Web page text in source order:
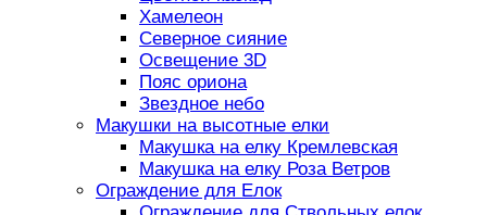
Хамелеон
Северное сияние
Освещение 3D
Пояс ориона
Звездное небо
Макушки на высотные елки
Макушка на елку Кремлевская
Макушка на елку Роза Ветров
Ограждение для Елок